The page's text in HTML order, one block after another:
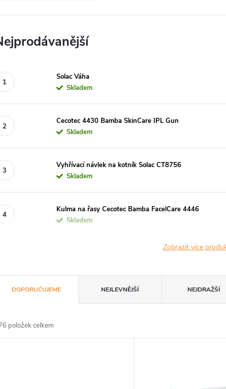
Solac Váha
Skladem
Cecotec 4430 Bamba SkinCare IPL Gun
Skladem
Vyhřívací návlek na kotník Solac CT8756
Skladem
Kulma na řasy Cecotec Bamba FacelCare 4446
Skladem
Zobrazit více
DOPORUČUJEME NEJLEVNĚJŠÍ NEJDRAŽŠÍ
položek celkem